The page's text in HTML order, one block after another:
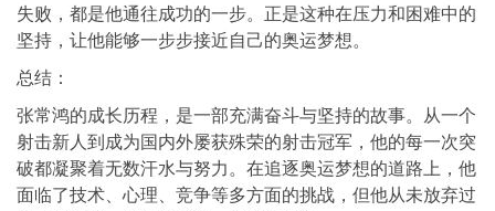
失败，都是他通往成功的一步。正是这种在压力和困难中的
坚持，让他能够一步步接近自己的奥运梦想。
总结：
张常鸿的成长历程，是一部充满奋斗与坚持的故事。从一个
射击新人到成为国内外屡获殊荣的射击冠军，他的每一次突
破都凝聚着无数汗水与努力。在追逐奥运梦想的道路上，他
面临了技术、心理、竞争等多方面的挑战，但他从未放弃过